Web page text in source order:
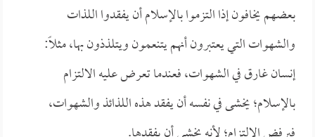
بعضهم يخافون إذا التزموا بالإسلام أن يفقدوا اللذات
والشهوات التي يعتبرون أنهم يتنعمون ويتلذذون بها، مثلاً:
إنسان غارق في الشهوات، فعندما تعرض عليه الالتزام
بالإسلام؛ يخشى في نفسه أن يفقد هذه اللذائذ والشهوات،